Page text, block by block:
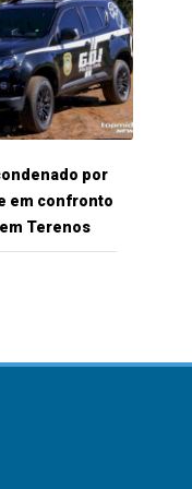
por
em confronto
Terenos